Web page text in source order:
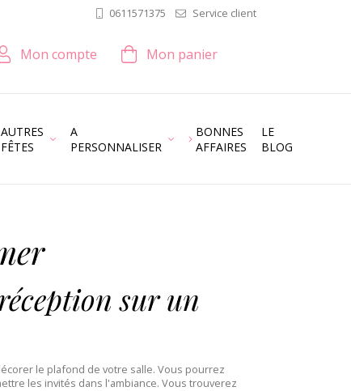
0611571375 Service client
Mon compte Mon panier
AUTRES
FÊTES
A
PERSONNALISER
BONNES
AFFAIRES
LE
BLOG
sur un
le plafond de votre salle. Vous pourrez
les invités dans l'ambiance. Vous trouverez